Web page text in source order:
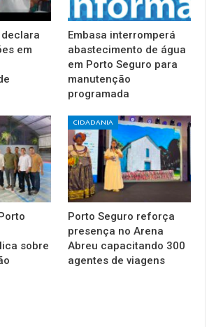
em
Embasa interromperá
abastecimento de água
em Porto Seguro para
manutenção
programada
sobre
CIDADANIA
Porto Seguro reforça
presença no Arena
Abreu capacitando 300
agentes de viagens